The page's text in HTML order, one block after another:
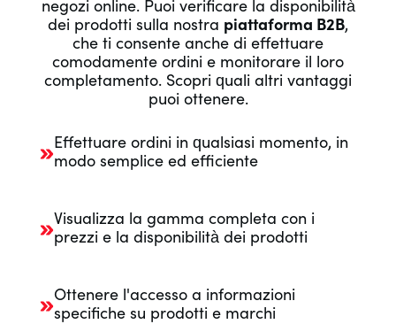
negozi online. Puoi verificare la disponibilità
dei prodotti sulla nostra piattaforma B2B,
che ti consente anche di effettuare
comodamente ordini e monitorare il loro
completamento. Scopri quali altri vantaggi
puoi ottenere.
Effettuare ordini in qualsiasi momento, in
modo semplice ed efficiente
Visualizza la gamma completa con i
prezzi e la disponibilità dei prodotti
Ottenere l'accesso a informazioni
specifiche su prodotti e marchi